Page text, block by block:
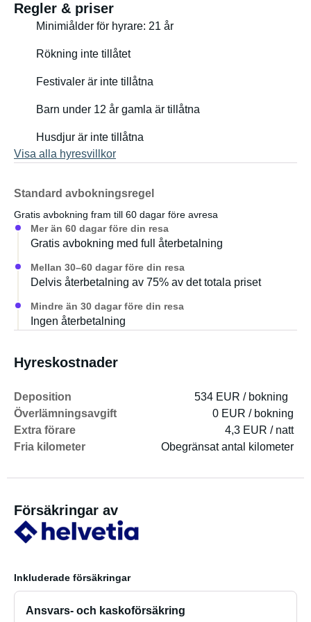
Regler & priser
Minimiålder för hyrare: 21 år
Rökning inte tillåtet
Festivaler är inte tillåtna
Barn under 12 år gamla är tillåtna
Husdjur är inte tillåtna
Visa alla hyresvillkor
Standard avbokningsregel
Gratis avbokning fram till 60 dagar före avresa
Mer än 60 dagar före din resa
Gratis avbokning med full återbetalning
Mellan 30–60 dagar före din resa
Delvis återbetalning av 75% av det totala priset
Mindre än 30 dagar före din resa
Ingen återbetalning
Hyreskostnader
Deposition
534 EUR / bokning
Överlämningsavgift
0 EUR / bokning
Extra förare
4,3 EUR / natt
Fria kilometer
Obegränsat antal kilometer
Försäkringar av
Inkluderade försäkringar
Ansvars- och kaskoförsäkring